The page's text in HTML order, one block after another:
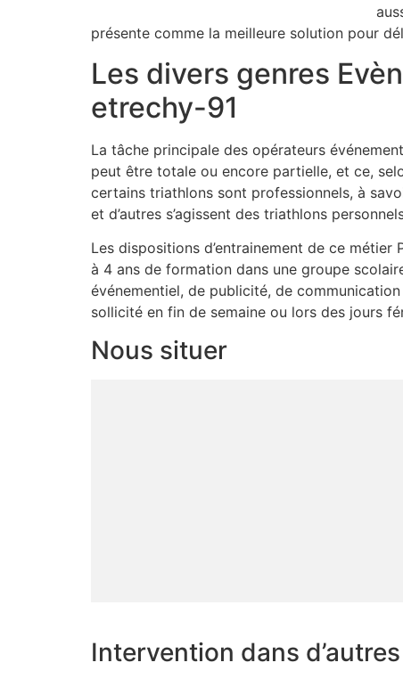
présente comme la meilleure solution pour
Les divers genres
etrechy-91
La tâche principale des opérateurs
peut être totale ou encore partielle, et ce,
certains triathlons sont professionnels, à
et d’autres s’agissent des triathlons
Les dispositions d’entrainement de ce
à 4 ans de formation dans une groupe
événementiel, de publicité, de
sollicité en fin de semaine ou lors des jours
Nous situer
Intervention dans